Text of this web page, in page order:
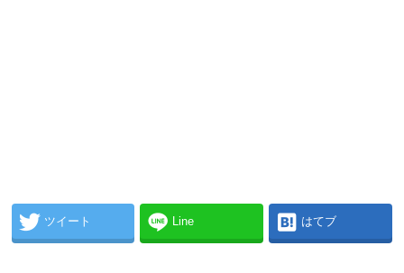
ツイート Line はてブ